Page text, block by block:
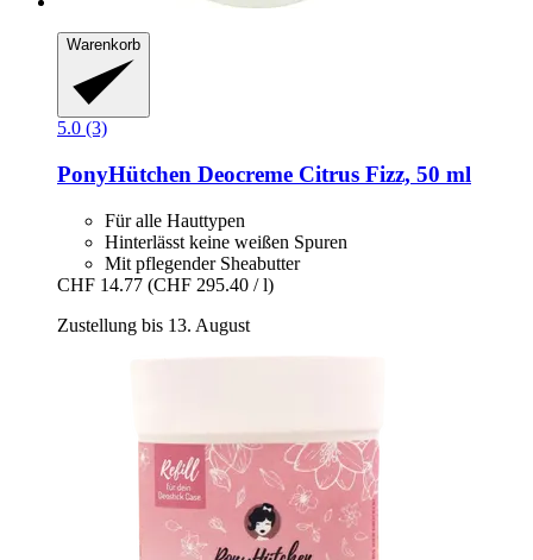
Warenkorb
5.0 (3)
PonyHütchen Deocreme Citrus Fizz, 50 ml
Für alle Hauttypen
Hinterlässt keine weißen Spuren
Mit pflegender Sheabutter
CHF 14.77 (CHF 295.40 / l)
Zustellung bis 13. August